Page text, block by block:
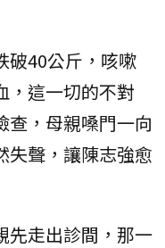
破40公斤，咳嗽
，這一切的不對
查，母親嗓門一向
失聲，讓陳志強愈
先走出診間，那一